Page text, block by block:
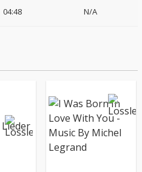
04:48 N/A